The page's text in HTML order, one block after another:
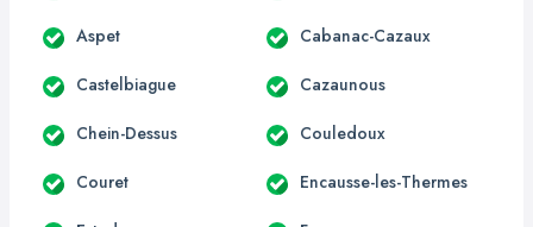
Aspet Cabanac-Cazaux
Castelbiague Cazaunous
Chein-Dessus Couledoux
Couret Encausse-les-Thermes